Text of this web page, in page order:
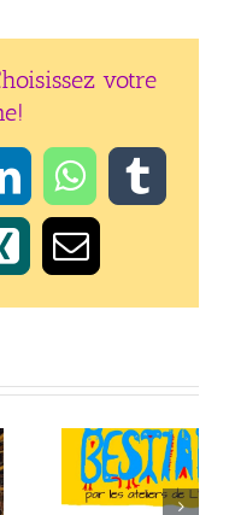
votre
LinkedInWhatsApp
XingEmail
EXPOSITION